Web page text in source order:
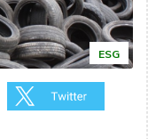
ESG